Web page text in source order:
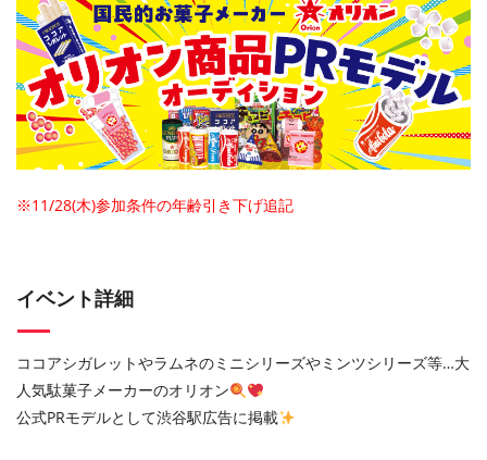
※11/28(木)参加条件の年齢引き下げ追記
イベント詳細
ココアシガレットやラムネのミニシリーズやミンツシリーズ等…大
人気駄菓子メーカーのオリオン
公式PRモデルとして渋谷駅広告に掲載